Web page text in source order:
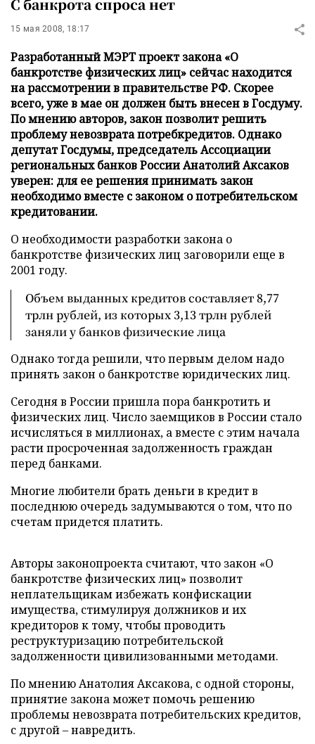
С банкрота спроса нет
15 мая 2008, 18:17
Разработанный МЭРТ проект закона «О
банкротстве физических лиц» сейчас находится
на рассмотрении в правительстве РФ. Скорее
всего, уже в мае он должен быть внесен в Госдуму.
По мнению авторов, закон позволит решить
проблему невозврата потребкредитов. Однако
депутат Госдумы, председатель Ассоциации
региональных банков России Анатолий Аксаков
уверен: для ее решения принимать закон
необходимо вместе с законом о потребительском
кредитовании.
О необходимости разработки закона о
банкротстве физических лиц заговорили еще в
2001 году.
Объем выданных кредитов составляет 8,77
трлн рублей, из которых 3,13 трлн рублей
заняли у банков физические лица
Однако тогда решили, что первым делом надо
принять закон о банкротстве юридических лиц.
Сегодня в России пришла пора банкротить и
физических лиц. Число заемщиков в России стало
исчисляться в миллионах, а вместе с этим начала
расти просроченная задолженность граждан
перед банками.
Многие любители брать деньги в кредит в
последнюю очередь задумываются о том, что по
счетам придется платить.
Авторы законопроекта считают, что закон «О
банкротстве физических лиц» позволит
неплательщикам избежать конфискации
имущества, стимулируя должников и их
кредиторов к тому, чтобы проводить
реструктуризацию потребительской
задолженности цивилизованными методами.
По мнению Анатолия Аксакова, с одной стороны,
принятие закона может помочь решению
проблемы невозврата потребительских кредитов,
с другой – навредить.